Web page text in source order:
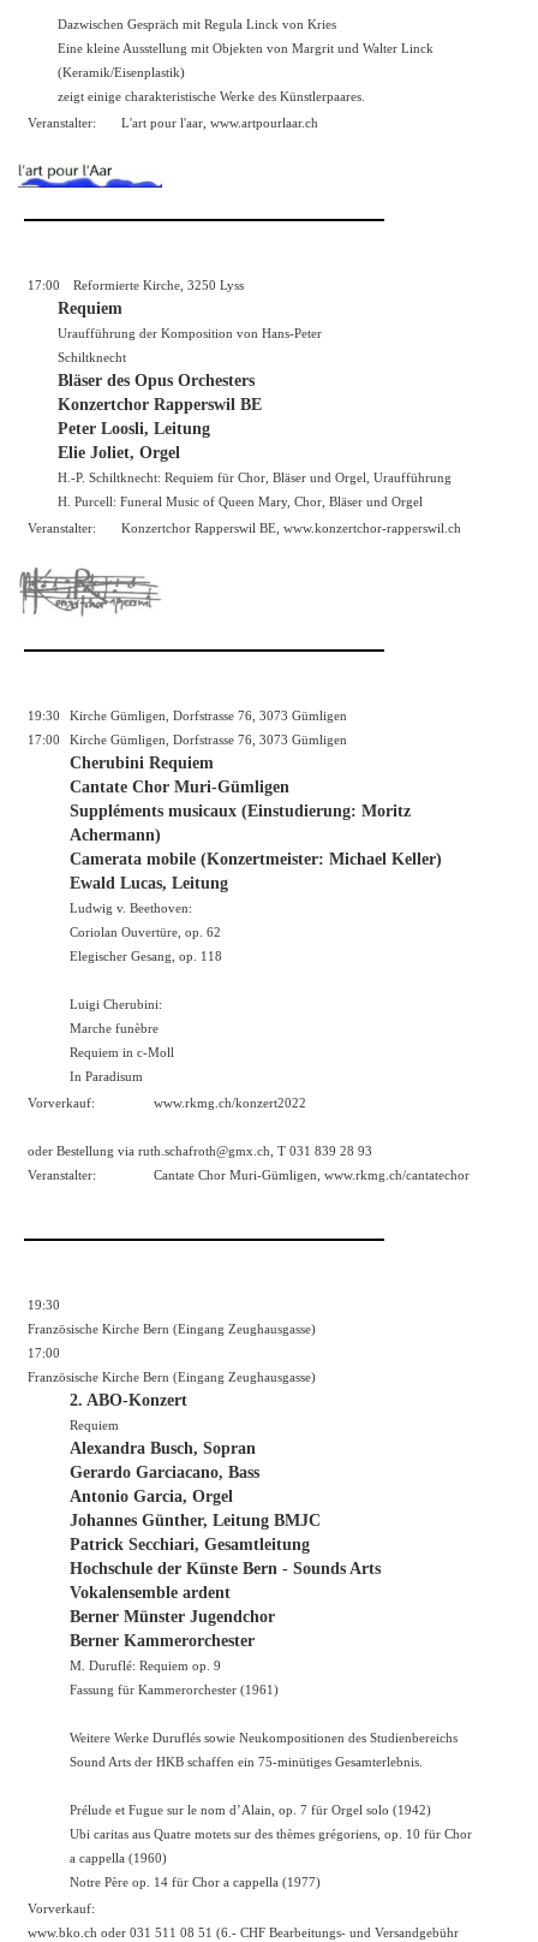
Dazwischen Gespräch mit Regula Linck von Kries
Eine kleine Ausstellung mit Objekten von Margrit und Walter Linck
(Keramik/Eisenplastik)
zeigt einige charakteristische Werke des Künstlerpaares.
Veranstalter:
L'art pour l'aar, www.artpourlaar.ch
17:00 Reformierte Kirche, 3250 Lyss
Requiem
Uraufführung der Komposition von Hans-Peter
Schiltknecht
Bläser des Opus Orchesters
Konzertchor Rapperswil BE
Peter Loosli, Leitung
Elie Joliet, Orgel
H.-P. Schiltknecht: Requiem für Chor, Bläser und Orgel, Uraufführung
H. Purcell: Funeral Music of Queen Mary, Chor, Bläser und Orgel
Veranstalter:
Konzertchor Rapperswil BE, www.konzertchor-rapperswil.ch
19:30
Kirche Gümligen, Dorfstrasse 76, 3073 Gümligen
17:00
Kirche Gümligen, Dorfstrasse 76, 3073 Gümligen
Cherubini Requiem
Cantate Chor Muri-Gümligen
Suppléments musicaux (Einstudierung: Moritz
Achermann)
Camerata mobile (Konzertmeister: Michael Keller)
Ewald Lucas, Leitung
Ludwig v. Beethoven:
Coriolan Ouvertüre, op. 62
Elegischer Gesang, op. 118
Luigi Cherubini:
Marche funèbre
Requiem in c-Moll
In Paradisum
Vorverkauf:
www.rkmg.ch/konzert2022
oder Bestellung via ruth.schafroth@gmx.ch, T 031 839 28 93
Veranstalter:
Cantate Chor Muri-Gümligen, www.rkmg.ch/cantatechor
19:30
Französische Kirche Bern (Eingang Zeughausgasse)
17:00
Französische Kirche Bern (Eingang Zeughausgasse)
2. ABO-Konzert
Requiem
Alexandra Busch, Sopran
Gerardo Garciacano, Bass
Antonio Garcia, Orgel
Johannes Günther, Leitung BMJC
Patrick Secchiari, Gesamtleitung
Hochschule der Künste Bern - Sounds Arts
Vokalensemble ardent
Berner Münster Jugendchor
Berner Kammerorchester
M. Duruflé: Requiem op. 9
Fassung für Kammerorchester (1961)
Weitere Werke Duruflés sowie Neukompositionen des Studienbereichs
Sound Arts der HKB schaffen ein 75-minütiges Gesamterlebnis.
Prélude et Fugue sur le nom d’Alain, op. 7 für Orgel solo (1942)
Ubi caritas aus Quatre motets sur des thèmes grégoriens, op. 10 für Chor
a cappella (1960)
Notre Père op. 14 für Chor a cappella (1977)
Vorverkauf:
www.bko.ch oder 031 511 08 51 (6.- CHF Bearbeitungs- und Versandgebühr